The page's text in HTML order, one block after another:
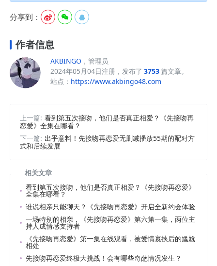
分享到：   
作者信息
AKBINGO ，管理员
2024年05月04日注册，发布了 3753篇文章。
站点： https://www.akbingo48.com
上一篇: 看到第五次接吻，他们是否真正相爱？《先接吻再
恋爱》全集在哪看？
下一篇: 出乎意料！先接吻再恋爱无删减播放55期的配对方
式和后续发展
相关文章
看到第五次接吻，他们是否真正相爱？《先接吻再恋爱》
全集在哪看？
谁说相亲只能聊天？《先接吻再恋爱》开启全新约会体验
一场特别的相亲，《先接吻再恋爱》第六第一集，两位主
持人成情感支持者
《先接吻再恋爱》第一集在线观看，被爱情裹挟后的尴尬
相处
先接吻再恋爱终极大挑战！会有哪些奇葩情况发生？